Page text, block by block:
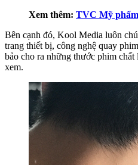
Xem thêm: TVC Mỹ
Bên cạnh đó, Kool Media luôn
trang thiết bị, công nghệ quay
bảo cho ra những thước phim
xem.